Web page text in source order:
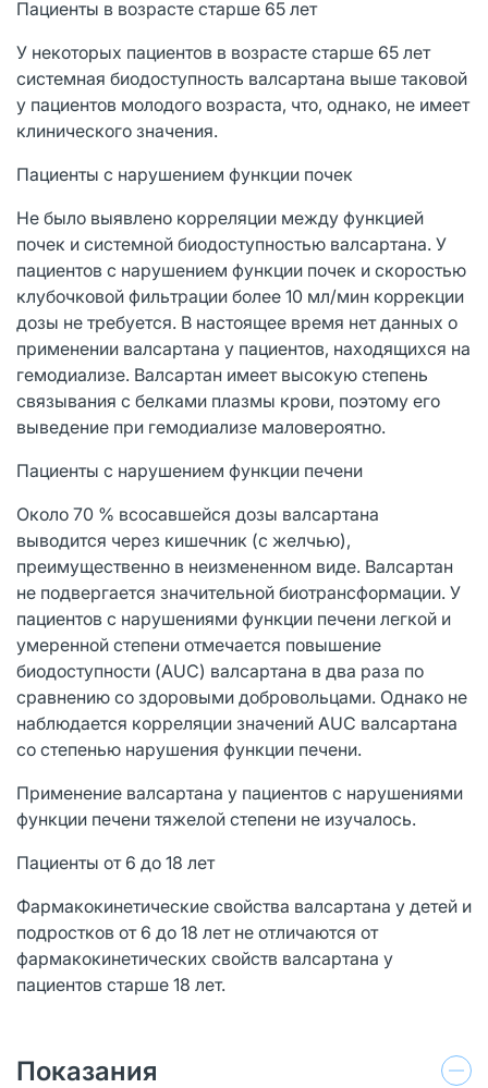
Пациенты в возрасте старше 65 лет
У некоторых пациентов в возрасте старше 65 лет
системная биодоступность валсартана выше таковой
у пациентов молодого возраста, что, однако, не имеет
клинического значения.
Пациенты с нарушением функции почек
Не было выявлено корреляции между функцией
почек и системной биодоступностью валсартана. У
пациентов с нарушением функции почек и скоростью
клубочковой фильтрации более 10 мл/мин коррекции
дозы не требуется. В настоящее время нет данных о
применении валсартана у пациентов, находящихся на
гемодиализе. Валсартан имеет высокую степень
связывания с белками плазмы крови, поэтому его
выведение при гемодиализе маловероятно.
Пациенты с нарушением функции печени
Около 70 % всосавшейся дозы валсартана
выводится через кишечник (с желчью),
преимущественно в неизмененном виде. Валсартан
не подвергается значительной биотрансформации. У
пациентов с нарушениями функции печени легкой и
умеренной степени отмечается повышение
биодоступности (AUC) валсартана в два раза по
сравнению со здоровыми добровольцами. Однако не
наблюдается корреляции значений AUC валсартана
со степенью нарушения функции печени.
Применение валсартана у пациентов с нарушениями
функции печени тяжелой степени не изучалось.
Пациенты от 6 до 18 лет
Фармакокинетические свойства валсартана у детей и
подростков от 6 до 18 лет не отличаются от
фармакокинетических свойств валсартана у
пациентов старше 18 лет.
Показания